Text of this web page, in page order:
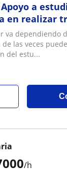
a
en realizar
y
va dependiendo
las veces
del estu...
/h